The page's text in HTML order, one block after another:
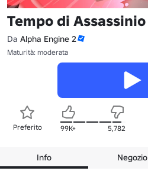
Tempo di Assassinio
Da Alpha Engine 2
Maturità: moderata
Preferito 99K+ 5,782
Info Negozio